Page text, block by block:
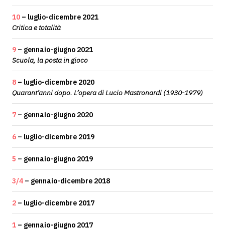
10 – luglio-dicembre 2021
Critica e totalità
9 – gennaio-giugno 2021
Scuola, la posta in gioco
8 – luglio-dicembre 2020
Quarant’anni dopo. L’opera di Lucio Mastronardi (1930-1979)
7 – gennaio-giugno 2020
6 – luglio-dicembre 2019
5 – gennaio-giugno 2019
3/4 – gennaio-dicembre 2018
2 – luglio-dicembre 2017
1 – gennaio-giugno 2017